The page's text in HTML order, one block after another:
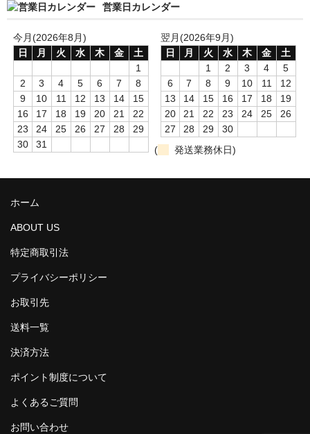
Roasted
指板材
ナット・サドル
ポジションマーク
4mm
5mm
6mm
3mm
4mm
営業日カレンダー
今月(2026年8月)
日
月 火 水 木 金
土
1
2
3 4 5 6 7
8
9
10 11 12 13 14
15
16
17 18 19 20 21
22
23
24 25 26 27 28
29
30
31
翌月(2026年9月)
日
月 火 水 木 金
土
1
2 3 4
5
6
7 8 9 10 11
12
13
14 15 16 17 18
19
20
21 22 23 24 25
26
27
28 29
30
(
発送業務休日)
ホーム
ABOUT US
特定商取引法
プライバシーポリシー
お取引先
送料一覧
決済方法
ポイント制度について
よくあるご質問
お問い合わせ